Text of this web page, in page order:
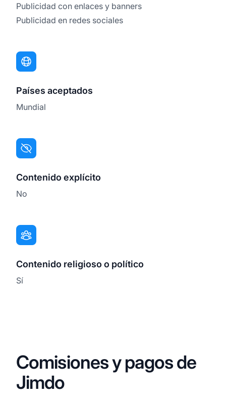
Publicidad con enlaces y banners
Publicidad en redes sociales
Países aceptados
Mundial
Contenido explícito
No
Contenido religioso o político
Sí
Comisiones y pagos de
Jimdo